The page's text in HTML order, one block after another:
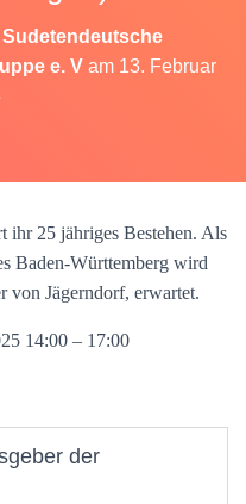
U
A
T
N
Sudetendeutsche
e. V am 13. Februar
ihr 25 jähriges Bestehen. Als
Baden-Württemberg wird
von Jägerndorf, erwartet.
14:00 – 17:00
der